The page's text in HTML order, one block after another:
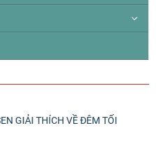
GIẢI THÍCH VỀ ĐÊM TỐI